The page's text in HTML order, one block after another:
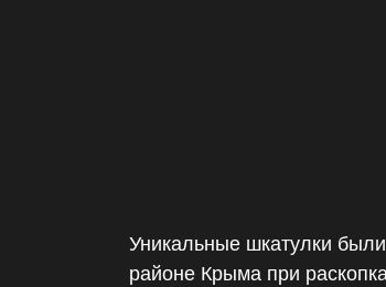
Уникальные шкатулки
районе Крыма при